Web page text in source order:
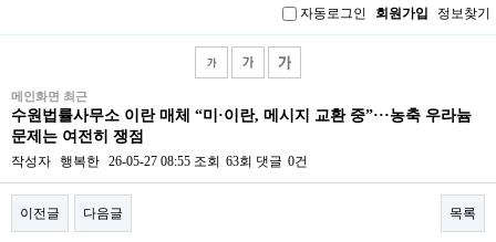
자동로그인 회원가입 정보찾기
메인화면 최근
수원법률사무소 이란 매체 “미·이란, 메시지 교환 중”···농축 우라늄
문제는 여전히 쟁점
작성자 행복한 26-05-27 08:55 조회 63회 댓글 0건
이전글 다음글 목록